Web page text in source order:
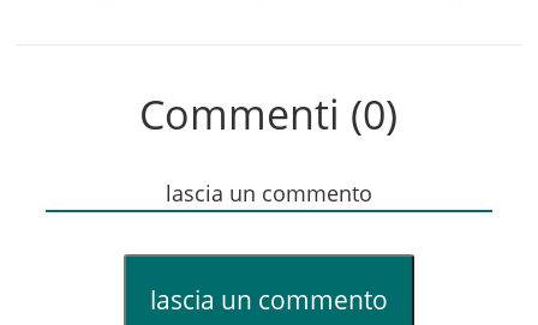
Commenti (0)
lascia un commento
lascia un commento